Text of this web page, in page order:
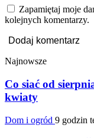
Zapamiętaj moje
kolejnych komentarzy.
Najnowsze
Co siać od
kwiaty
Dom i ogród 9 godzin